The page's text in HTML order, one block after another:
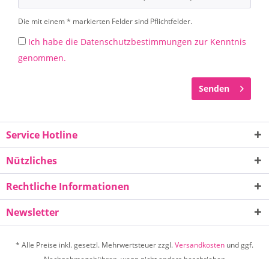
Die mit einem * markierten Felder sind Pflichtfelder.
Ich habe die Datenschutzbestimmungen zur Kenntnis
genommen.
Senden
Service Hotline
Nützliches
Rechtliche Informationen
Newsletter
* Alle Preise inkl. gesetzl. Mehrwertsteuer zzgl.Versandkosten und ggf.